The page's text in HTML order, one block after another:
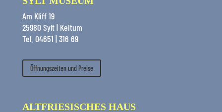
Am Kliff 19
25980 Sylt | Keitum
Tel. 04651 | 316 69
Öffnungszeiten und Preise
ALTFRIESISCHES HAUS